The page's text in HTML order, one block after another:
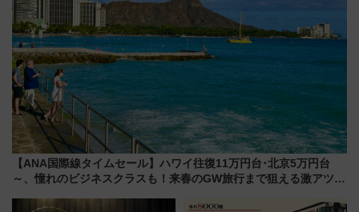
【ANA国際線タイムセール】ハワイ往復11万円台･北京5万円台
～、憧れのビジネスクラスも！来春のGW旅行まで狙える激アツ路